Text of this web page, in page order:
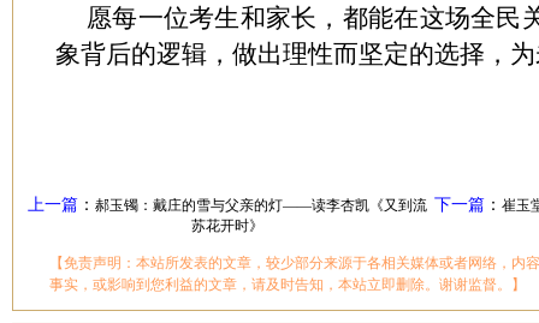
愿每一位考生和家长，都能在这场全民
象背后的逻辑，做出理性而坚定的选择，
上一篇： 郝玉镯：戴庄的雪与父亲的灯——读李杏凯《又到流
苏花开时》
下一篇： 崔玉
【免责声明：本站所发表的文章，较少部分来源于各相关媒体或者网络，内
事实，或影响到您利益的文章，请及时告知，本站立即删除。谢谢监督。】